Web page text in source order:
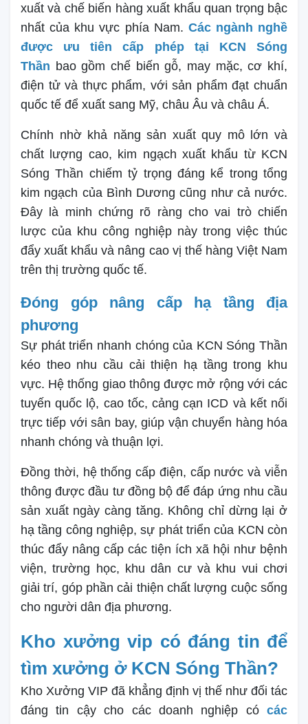
xuất và chế biến hàng xuất khẩu quan trọng bậc
nhất của khu vực phía Nam. Các ngành nghề
được ưu tiên cấp phép tại KCN Sóng
Thần bao gồm chế biến gỗ, may mặc, cơ khí,
điện tử và thực phẩm, với sản phẩm đạt chuẩn
quốc tế để xuất sang Mỹ, châu Âu và châu Á.
Chính nhờ khả năng sản xuất quy mô lớn và
chất lượng cao, kim ngạch xuất khẩu từ KCN
Sóng Thần chiếm tỷ trọng đáng kể trong tổng
kim ngạch của Bình Dương cũng như cả nước.
Đây là minh chứng rõ ràng cho vai trò chiến
lược của khu công nghiệp này trong việc thúc
đẩy xuất khẩu và nâng cao vị thế hàng Việt Nam
trên thị trường quốc tế.
Đóng góp nâng cấp hạ tầng địa
phương
Sự phát triển nhanh chóng của KCN Sóng Thần
kéo theo nhu cầu cải thiện hạ tầng trong khu
vực. Hệ thống giao thông được mở rộng với các
tuyến quốc lộ, cao tốc, cảng cạn ICD và kết nối
trực tiếp với sân bay, giúp vận chuyển hàng hóa
nhanh chóng và thuận lợi.
Đồng thời, hệ thống cấp điện, cấp nước và viễn
thông được đầu tư đồng bộ để đáp ứng nhu cầu
sản xuất ngày càng tăng. Không chỉ dừng lại ở
hạ tầng công nghiệp, sự phát triển của KCN còn
thúc đẩy nâng cấp các tiện ích xã hội như bệnh
viện, trường học, khu dân cư và khu vui chơi
giải trí, góp phần cải thiện chất lượng cuộc sống
cho người dân địa phương.
Kho xưởng vip có đáng tin để
tìm xưởng ở KCN Sóng Thần?
Kho Xưởng VIP đã khẳng định vị thế như đối tác
đáng tin cậy cho các doanh nghiệp có các